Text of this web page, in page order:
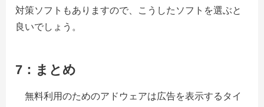
対策ソフトもありますので、こうしたソフトを選ぶと
良いでしょう。
7：まとめ
無料利用のためのアドウェアは広告を表示するタイ